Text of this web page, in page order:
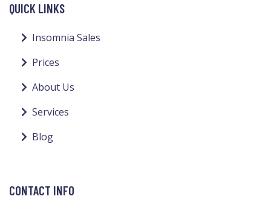
QUICK LINKS
Insomnia Sales
Prices
About Us
Services
Blog
CONTACT INFO